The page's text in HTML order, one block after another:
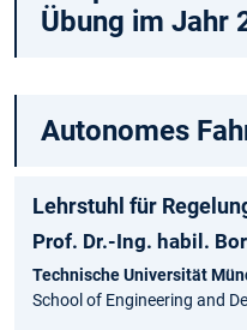
Übung im Jahr
Autonomes
Lehrstuhl für
Prof. Dr.-Ing. habil.
Technische Universität
School of Engineering and